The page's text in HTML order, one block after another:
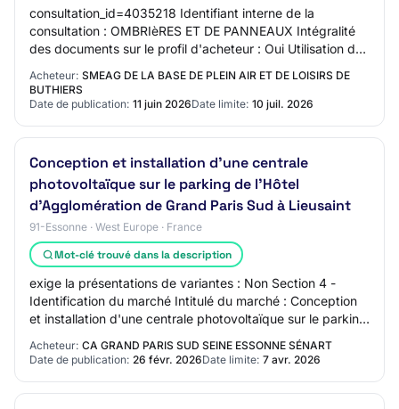
consultation_id=4035218 Identifiant interne de la
consultation : OMBRIèRES ET DE PANNEAUX Intégralité
des documents sur le profil d'acheteur : Oui Utilisation de
Acheteur: SMEAG DE LA BASE DE PLEIN AIR ET DE LOISIRS DE
BUTHIERS
Date de publication: 11 juin 2026Date limite: 10 juil. 2026
Conception et installation d'une centrale
photovoltaïque sur le parking de l'Hôtel
d'Agglomération de Grand Paris Sud à Lieusaint
91-Essonne · West Europe · France
Mot-clé trouvé dans la description
exige la présentations de variantes : Non Section 4 -
Identification du marché Intitulé du marché : Conception
et installation d'une centrale photovoltaïque sur le parking
Acheteur: CA GRAND PARIS SUD SEINE ESSONNE SÉNART
Date de publication: 26 févr. 2026Date limite: 7 avr. 2026